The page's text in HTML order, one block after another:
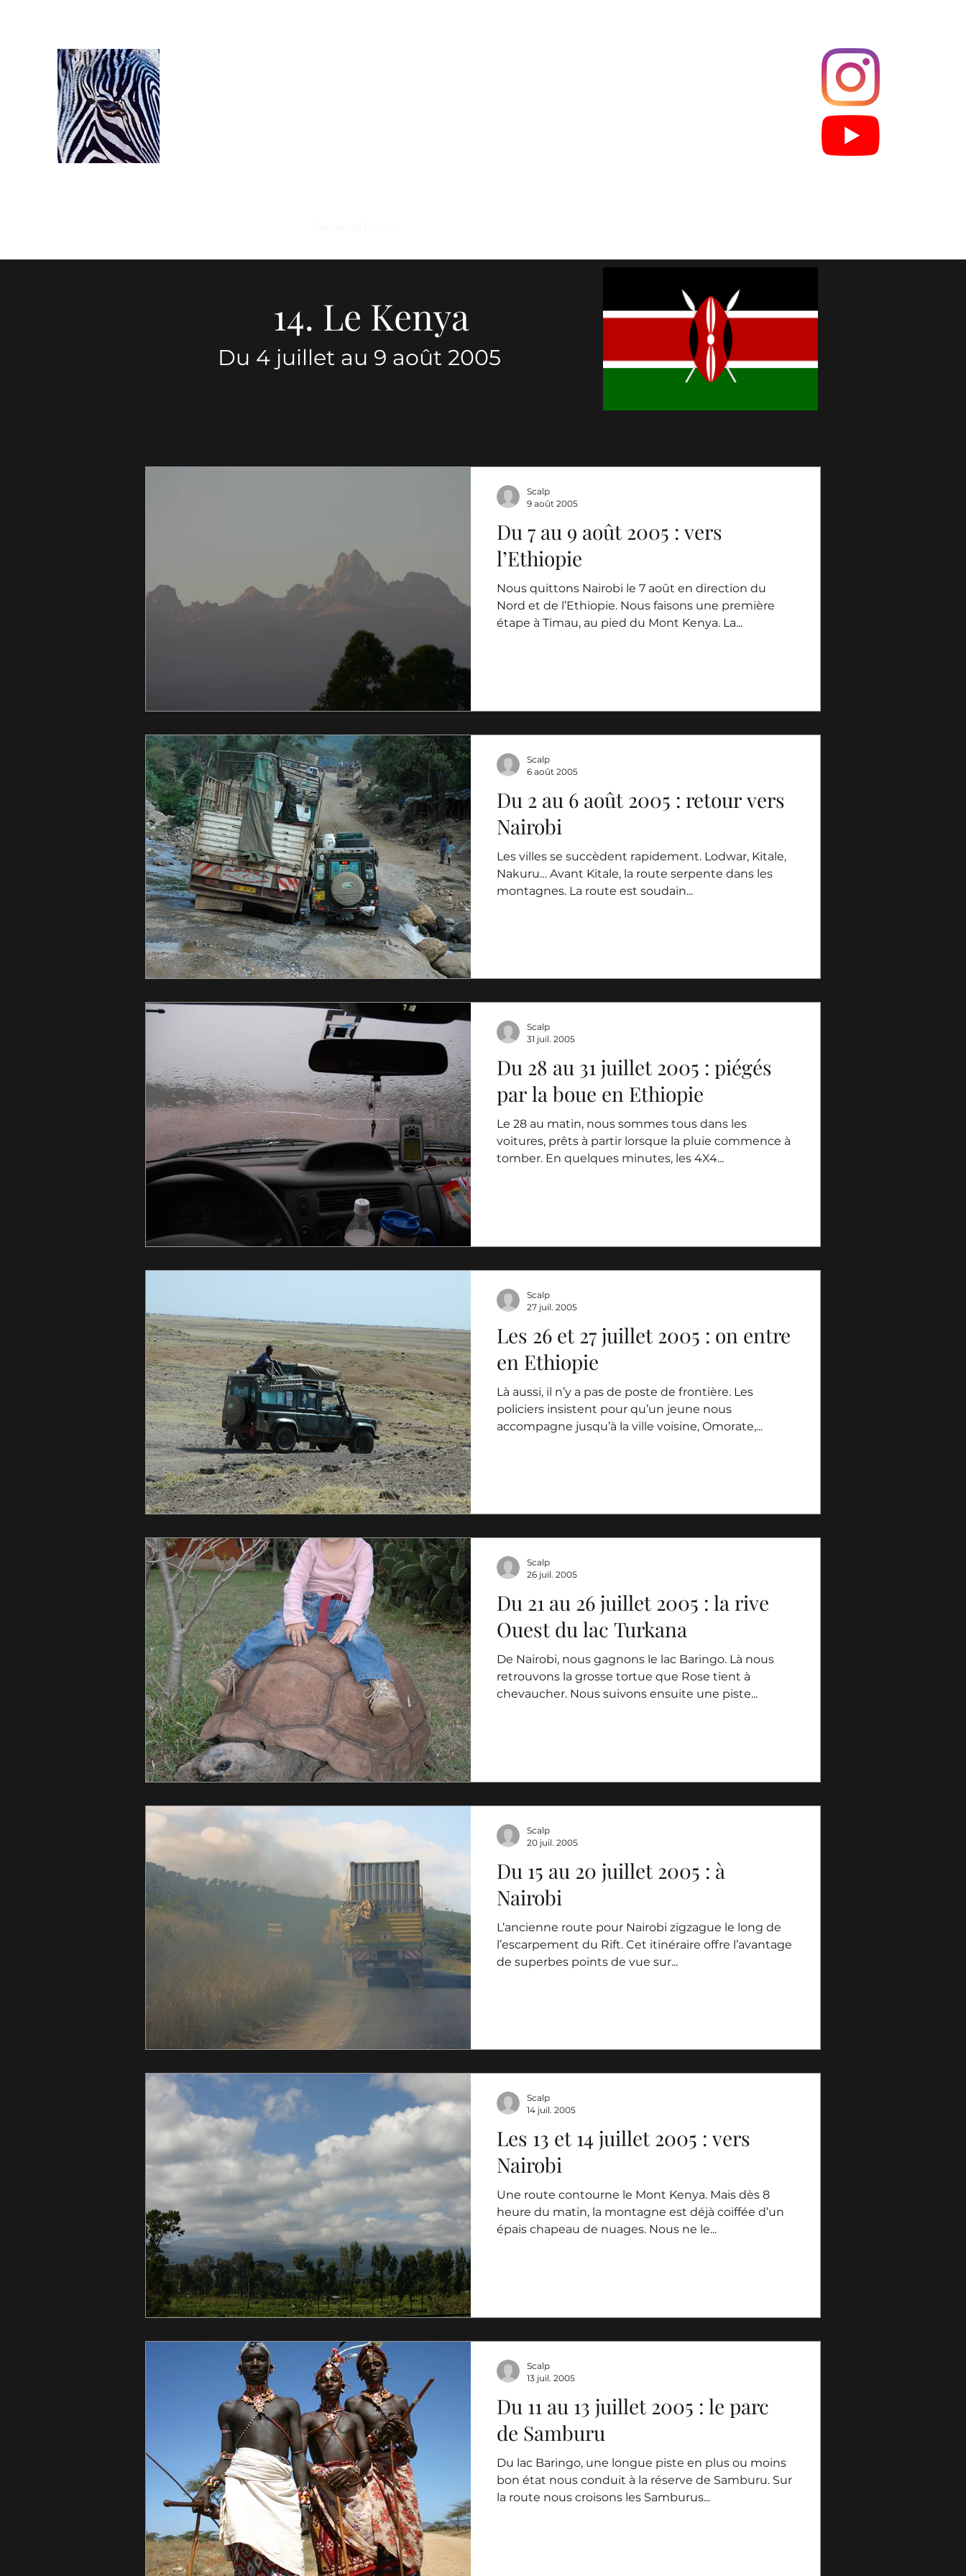
14. Le Kenya
Du 4 juillet au 9 août 2005
Du 7 au 9 août 2005 : vers
l’Ethiopie
Nous quittons Nairobi le 7 août en direction du
Nord et de l’Ethiopie. Nous faisons une première
étape à Timau, au pied du Mont Kenya. La...
Scalp
9 août 2005
Du 2 au 6 août 2005 : retour vers
Nairobi
Les villes se succèdent rapidement. Lodwar, Kitale,
Nakuru… Avant Kitale, la route serpente dans les
montagnes. La route est soudain...
Scalp
6 août 2005
Du 28 au 31 juillet 2005 : piégés
par la boue en Ethiopie
Le 28 au matin, nous sommes tous dans les
voitures, prêts à partir lorsque la pluie commence à
tomber. En quelques minutes, les 4X4...
Scalp
31 juil. 2005
Les 26 et 27 juillet 2005 : on entre
en Ethiopie
Là aussi, il n’y a pas de poste de frontière. Les
policiers insistent pour qu’un jeune nous
accompagne jusqu’à la ville voisine, Omorate,...
Scalp
27 juil. 2005
Du 21 au 26 juillet 2005 : la rive
Ouest du lac Turkana
De Nairobi, nous gagnons le lac Baringo. Là nous
retrouvons la grosse tortue que Rose tient à
chevaucher. Nous suivons ensuite une piste...
Scalp
26 juil. 2005
Du 15 au 20 juillet 2005 : à
Nairobi
L’ancienne route pour Nairobi zigzague le long de
l’escarpement du Rift. Cet itinéraire offre l’avantage
de superbes points de vue sur...
Scalp
20 juil. 2005
Les 13 et 14 juillet 2005 : vers
Nairobi
Une route contourne le Mont Kenya. Mais dès 8
heure du matin, la montagne est déjà coiffée d’un
épais chapeau de nuages. Nous ne le...
Scalp
14 juil. 2005
Du 11 au 13 juillet 2005 : le parc
de Samburu
Du lac Baringo, une longue piste en plus ou moins
bon état nous conduit à la réserve de Samburu. Sur
la route nous croisons les Samburus...
Scalp
13 juil. 2005